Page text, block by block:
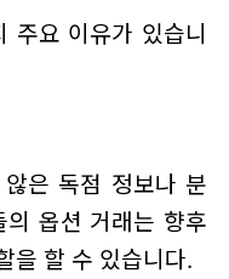
주요 이유가 있습니
은 독점 정보나 분
옵션 거래는 향후
을 할 수 있습니다.